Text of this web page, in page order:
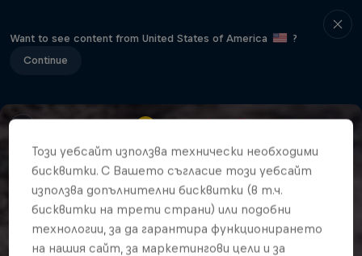
Want to see content from United States of America
?
Continue
Този уебсайт използва технически необходими
бисквитки. С Вашето съгласие този уебсайт
използва допълнителни бисквитки (в т.ч.
бисквитки на трети страни) или подобни
технологии, за да гарантира функционирането
на нашия сайт, за маркетингови цели и за